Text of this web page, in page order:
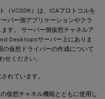
（VCSDK）は、ICAプロトコルを
バー側アプリケーションやクラ
す。 サーバー側仮想チャネルア
Desktopsサーバー上にありま
仮想ドライバーの作成について
せください。
れています。
仮想チャネル機能とともに使用し